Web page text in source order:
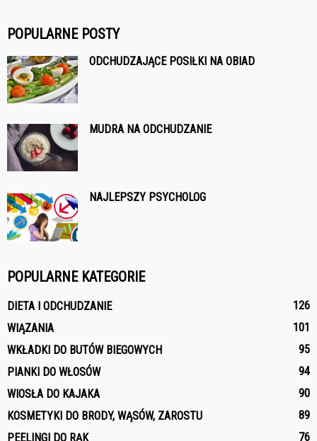
POPULARNE POSTY
ODCHUDZAJĄCE POSIŁKI NA OBIAD
MUDRA NA ODCHUDZANIE
NAJLEPSZY PSYCHOLOG
POPULARNE KATEGORIE
DIETA I ODCHUDZANIE
126
WIĄZANIA
101
WKŁADKI DO BUTÓW BIEGOWYCH
95
PIANKI DO WŁOSÓW
94
WIOSŁA DO KAJAKA
90
KOSMETYKI DO BRODY, WĄSÓW, ZAROSTU
89
PEELINGI DO RĄK
76